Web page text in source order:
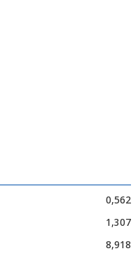
0,562
1,307
8,918